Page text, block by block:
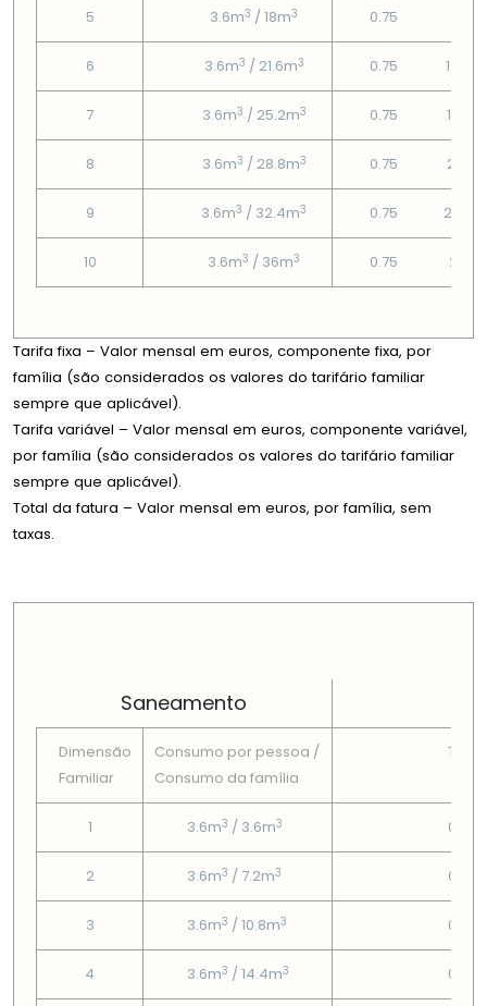
5 3.6m3 / 18m3 0.75
6 3.6m3 / 21.6m3 0.75 1.46€
7 3.6m3 / 25.2m3 0.75 1.82€
8 3.6m3 / 28.8m3 0.75 2.18€
9 3.6m3 / 32.4m3 0.75 2.54€
10 3.6m3 / 36m3 0.75 2.9€
Tarifa fixa – Valor mensal em euros, componente fixa, por
família (são considerados os valores do tarifário familiar
sempre que aplicável).
Tarifa variável – Valor mensal em euros, componente variável,
por família (são considerados os valores do tarifário familiar
sempre que aplicável).
Total da fatura – Valor mensal em euros, por família, sem
taxas.
Saneamento
Dimensão
Familiar
Consumo por pessoa /
Consumo da famí­lia
Tarifa
1 3.6m3 / 3.6m3 0.75€
2 3.6m3 / 7.2m3 0.75€
3 3.6m3 / 10.8m3 0.75€
4 3.6m3 / 14.4m3 0.75€